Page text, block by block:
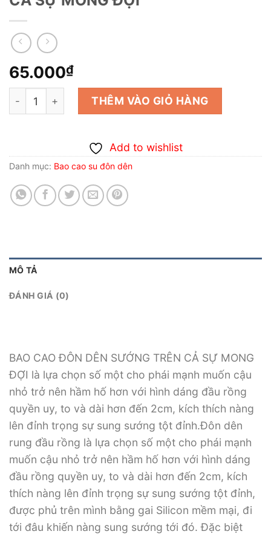
65.000₫
BAO CAO ĐÔN DÊN SƯỚNG TRÊN CẢ SỰ MONG ĐỢI
THÊM VÀO GIỎ HÀNG
Add to wishlist
Danh mục: Bao cao su đôn dên
MÔ TẢ
ĐÁNH GIÁ (0)
BAO CAO ĐÔN DÊN SƯỚNG TRÊN CẢ SỰ MONG
ĐỢI là lựa chọn số một cho phái mạnh muốn cậu
nhỏ trở nên hầm hố hơn với hình dáng đầu rồng
quyền uy, to và dài hơn đến 2cm, kích thích nàng
lên đỉnh trọng sự sung sướng tột đỉnh.Đôn dên
rung đầu rồng là lựa chọn số một cho phái mạnh
muốn cậu nhỏ trở nên hầm hố hơn với hình dáng
đầu rồng quyền uy, to và dài hơn đến 2cm, kích
thích nàng lên đỉnh trọng sự sung sướng tột đỉnh,
được phủ trên mình bằng gai Silicon mềm mại, đi
tới đâu khiến nàng sung sướng tới đó. Đặc biệt